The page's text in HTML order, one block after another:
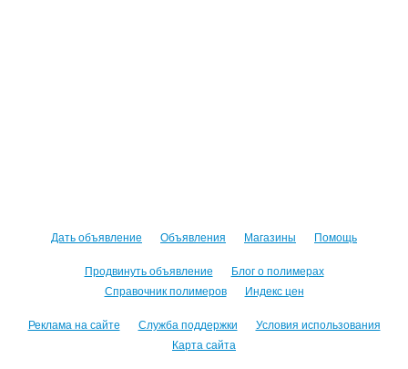
Дать объявление Объявления Магазины Помощь
Продвинуть объявление
Блог о полимерах
Справочник полимеров
Индекс цен
Реклама на сайте Служба поддержки
Условия использования
Карта сайта